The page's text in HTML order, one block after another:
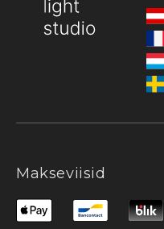
Makseviisid